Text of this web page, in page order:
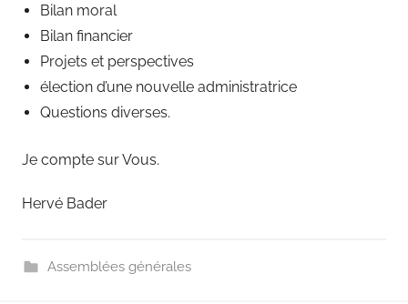
Bilan moral
Bilan financier
Projets et perspectives
élection d’une nouvelle administratrice
Questions diverses.
Je compte sur Vous.
Hervé Bader
Assemblées générales